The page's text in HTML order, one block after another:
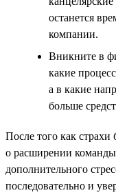
останется
компании.
Вникните в
какие
а в какие
больше
После того как
о расширении команды
дополнительного
последовательно и